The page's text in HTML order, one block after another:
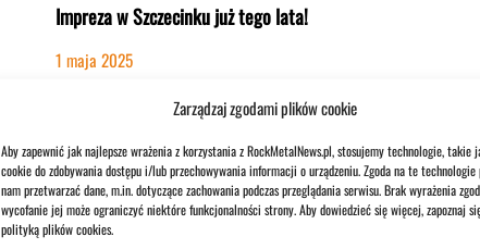
Zarządzaj zgodami plików cookie
Aby zapewnić jak najlepsze wrażenia z korzystania z RockMetalNews.pl, stosujemy technologie, takie
cookie do zdobywania dostępu i/lub przechowywania informacji o urządzeniu. Zgoda na te technologie
nam przetwarzać dane, m.in. dotyczące zachowania podczas przeglądania serwisu. Brak wyrażenia
wycofanie jej może ograniczyć niektóre funkcjonalności strony. Aby dowiedzieć się więcej, zapoznaj
polityką plików cookies.
Impreza w Szczecinku już tego lata!
1 maja 2025
NEWS